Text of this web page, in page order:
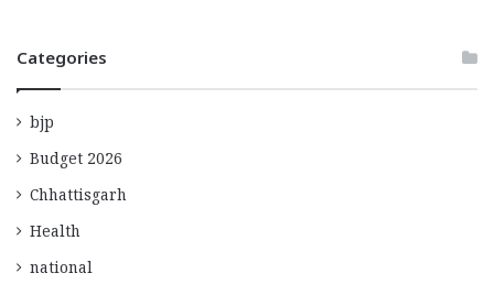
Categories
bjp
Budget 2026
Chhattisgarh
Health
national